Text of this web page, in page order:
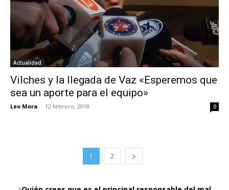
Actualidad
Vilches y la llegada de Vaz «Esperemos que
sea un aporte para el equipo»
Leo Mora - 12 febrero, 2018 0
1 2